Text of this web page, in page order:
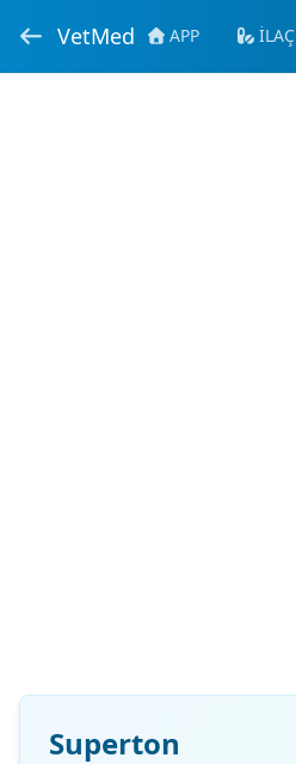
VetMed APP İLAÇ
Superton